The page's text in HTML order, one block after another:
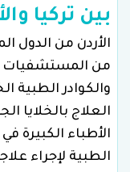
بين تركيا
الأردن من الدول
من المستشفيات
والكوادر الطبية
العلاج بالخلايا
الأطباء الكبيرة
الطبية لإجراء